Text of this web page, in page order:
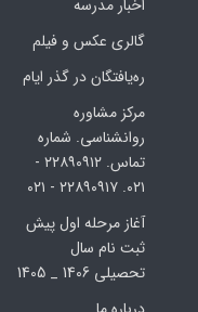
اخبار مدرسه
گالری عکس و فیلم
ره‌یافتگان در گذر ایام
مرکز مشاوره
روانشناسی. شماره
تماس. ۲۲۸۹۰۹۱۲ -
۰۲۱. ۲۲۸۹۰۹۱۷ - ۰۲۱
آغاز مرحله اول پیش
ثبت نام سال
تحصیلی 1406 _ 1405